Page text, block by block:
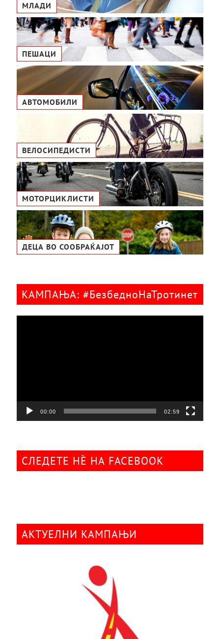
МЛАДИ
ПЕШАЦИ
АВТОМОБИЛИ
ВЕЛОСИПЕДИСТИ
МОТОРЦИКЛИСТИ
ДЕЦА ВО СООБРАЌАЈОТ
КАМПАЊА: #БезбедноНаТротинет
00:00 02:59
СЛЕДЕТЕ НÈ НА FACEBOOK
АКТУЕЛНИ КАМПАЊИ